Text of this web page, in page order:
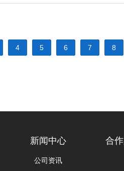
4 5 6 7 8
新闻中心
公司资讯
合